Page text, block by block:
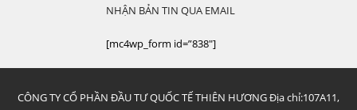
NHẬN BẢN TIN QUA EMAIL
[mc4wp_form id=”838″]
CÔNG TY CỔ PHẦN ĐẦU TƯ QUỐC TẾ THIÊN HƯƠNG Địa chỉ:107A11,